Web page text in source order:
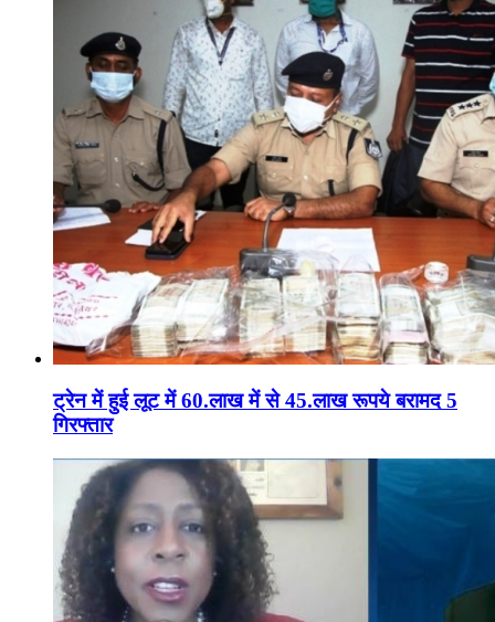
ट्रेन में हुई लूट में 60.लाख में से 45.लाख रूपये बरामद 5
गिरफ्तार